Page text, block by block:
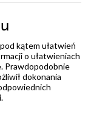
kątem ułatwień
o ułatwieniach
Prawdopodobnie
dokonania